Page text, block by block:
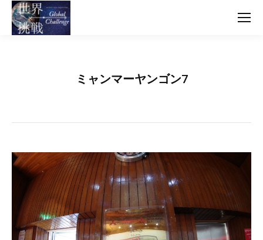
ミャンマーヤンゴン7